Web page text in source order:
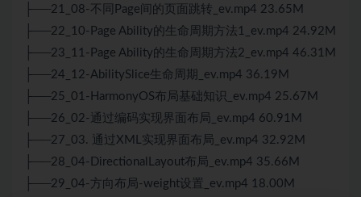
├──21_08-不同Page间的页面跳转_ev.mp4 23.65M
├──22_10-Page Ability的生命周期方法1_ev.mp4 24.92M
├──23_11-Page Ability的生命周期方法2_ev.mp4 46.31M
├──24_12-AbilitySlice生命周期_ev.mp4 36.19M
├──25_01-HarmonyOS布局基础知识_ev.mp4 25.67M
├──26_02-通过编码实现界面布局_ev.mp4 60.91M
├──27_03. 通过XML实现界面布局_ev.mp4 32.92M
├──28_04-DirectionalLayout布局_ev.mp4 35.66M
├──29_04-方向布局-weight设置_ev.mp4 18.00M